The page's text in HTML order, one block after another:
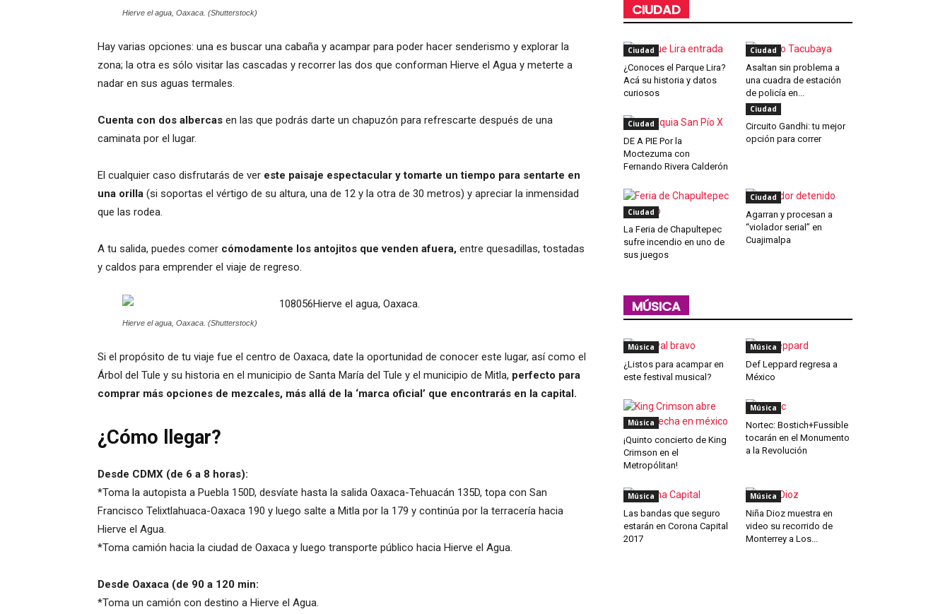
Hierve el agua, Oaxaca. (Shutterstock)
Hay varias opciones: una es buscar una cabaña y acampar para poder hacer senderismo y explorar la
zona; la otra es sólo visitar las cascadas y recorrer las dos que conforman Hierve el Agua y meterte a
nadar en sus aguas termales.
Cuenta con dos albercas en las que podrás darte un chapuzón para refrescarte después de una
caminata por el lugar.
El cualquier caso disfrutarás de ver este paisaje espectacular y tomarte un tiempo para sentarte en
una orilla (si soportas el vértigo de su altura, una de 12 y la otra de 30 metros) y apreciar la inmensidad
que las rodea.
A tu salida, puedes comer cómodamente los antojitos que venden afuera, entre quesadillas, tostadas
y caldos para emprender el viaje de regreso.
Hierve el agua, Oaxaca. (Shutterstock)
Si el propósito de tu viaje fue el centro de Oaxaca, date la oportunidad de conocer este lugar, así como el
Árbol del Tule y su historia en el municipio de Santa María del Tule y el municipio de Mitla, perfecto para
comprar más opciones de mezcales, más allá de la ‘marca oficial’ que encontrarás en la capital.
¿Cómo llegar?
Desde CDMX (de 6 a 8 horas):
*Toma la autopista a Puebla 150D, desvíate hasta la salida Oaxaca-Tehuacán 135D, topa con San
Francisco Telixtlahuaca-Oaxaca 190 y luego salte a Mitla por la 179 y continúa por la terracería hacia
Hierve el Agua.
*Toma camión hacia la ciudad de Oaxaca y luego transporte público hacia Hierve el Agua.
Desde Oaxaca (de 90 a 120 min:
*Toma un camión con destino a Hierve el Agua.
CIUDAD
Ciudad
¿Conoces el Parque Lira?
Acá su historia y datos
curiosos
Ciudad
Asaltan sin problema a
una cuadra de estación
de policía en...
Ciudad
DE A PIE Por la
Moctezuma con
Fernando Rivera Calderón
Ciudad
Circuito Gandhi: tu mejor
opción para correr
Ciudad
La Feria de Chapultepec
sufre incendio en uno de
sus juegos
Ciudad
Agarran y procesan a
“violador serial” en
Cuajimalpa
MÚSICA
Música
¿Listos para acampar en
este festival musical?
Música
Def Leppard regresa a
México
Música
¡Quinto concierto de King
Crimson en el
Metropólitan!
Música
Nortec: Bostich+Fussible
tocarán en el Monumento
a la Revolución
Música
Las bandas que seguro
estarán en Corona Capital
2017
Música
Niña Dioz muestra en
video su recorrido de
Monterrey a Los...